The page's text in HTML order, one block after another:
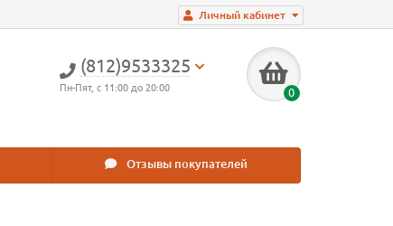
Личный кабинет
(812)9533325
Пн-Пят, с 11:00 до 20:00 0
Отзывы покупателей